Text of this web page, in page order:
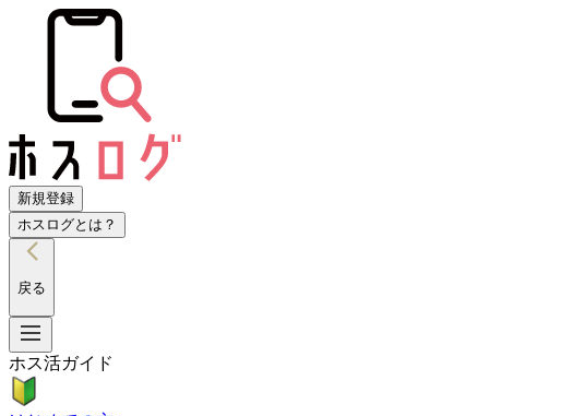
新規登録
ホスログとは？
戻る
ホス活ガイド